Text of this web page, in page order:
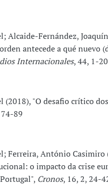
Alcaide-Fernández,
antecede a qué nuevo
Internacionales, 44, 1-20
(2018), "O desafio crítico
89
Ferreira, António
o impacto da crise
Cronos, 16, 2, 24-